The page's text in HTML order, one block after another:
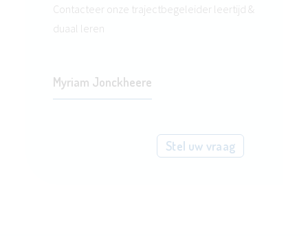
Contacteer onze trajectbegeleider leertijd &
duaal leren
Myriam Jonckheere
Stel uw vraag